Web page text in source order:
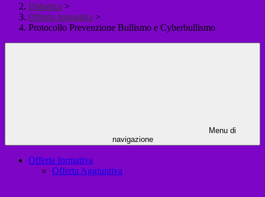
Didattica >
Offerta formativa >
Protocollo Prevenzione Bullismo e Cyberbullismo
Menu di
navigazione
Offerta formativa
Offerta Aggiuntiva